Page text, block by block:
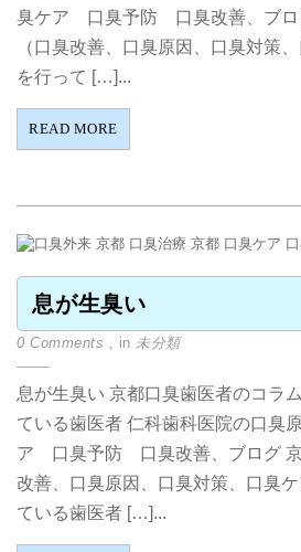
臭ケア 口臭予防 口臭改善、ブロ
（口臭改善、口臭原因、口臭対策
を行って […]...
READ MORE
息が生臭い
0 Comments , in 未分類
息が生臭い 京都口臭歯医者のコラ
ている歯医者 仁科歯科医院の口臭
ア 口臭予防 口臭改善、ブログ
改善、口臭原因、口臭対策、口臭
ている歯医者 […]...